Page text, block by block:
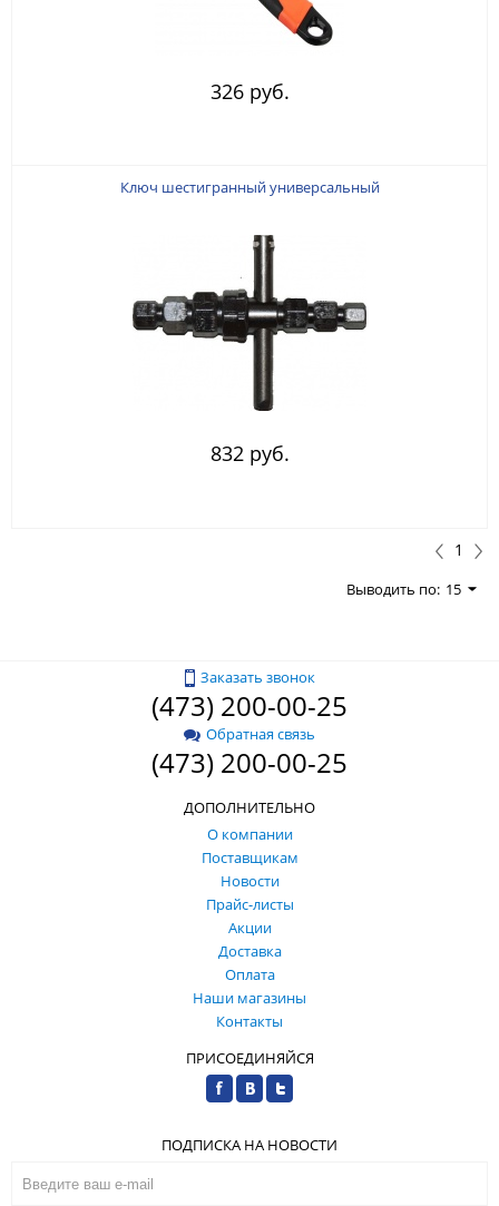
326 руб.
Ключ шестигранный универсальный
832 руб.
1
Выводить по: 15
Заказать звонок
(473) 200-00-25
Обратная связь
(473) 200-00-25
ДОПОЛНИТЕЛЬНО
О компании
Поставщикам
Новости
Прайс-листы
Акции
Доставка
Оплата
Наши магазины
Контакты
ПРИСОЕДИНЯЙСЯ
ПОДПИСКА НА НОВОСТИ